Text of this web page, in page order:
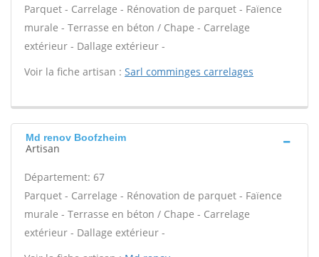
Parquet - Carrelage - Rénovation de parquet - Faïence
murale - Terrasse en béton / Chape - Carrelage
extérieur - Dallage extérieur -
Voir la fiche artisan : Sarl comminges carrelages
Md renov Boofzheim
Artisan
Département: 67
Parquet - Carrelage - Rénovation de parquet - Faïence
murale - Terrasse en béton / Chape - Carrelage
extérieur - Dallage extérieur -